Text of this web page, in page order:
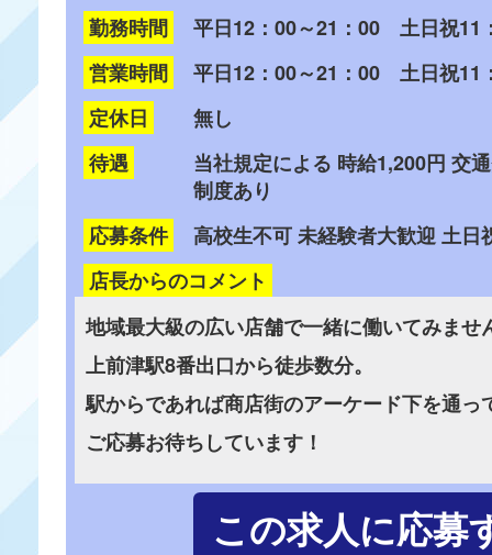
勤務時間
平日12：00～21：00 土日祝11
営業時間
平日12：00～21：00 土日祝11
定休日
無し
待遇
当社規定による 時給1,200円 交
制度あり
応募条件
高校生不可 未経験者大歓迎 土
店長からのコメント
地域最大級の広い店舗で一緒に働いてみませ
上前津駅8番出口から徒歩数分。
駅からであれば商店街のアーケード下を通
ご応募お待ちしています！
この求人に応募